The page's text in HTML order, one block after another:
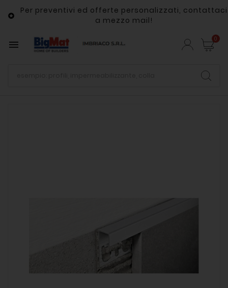

Per preventivi ed offerte personalizzati, contattaci
a mezzo mail!
 0